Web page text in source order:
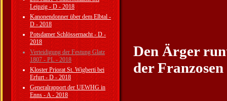
Leipzig - D - 2018
Kanonendonner über dem Elbtal -
D - 2018
Potsdamer Schlössernacht - D -
2018
Verteidigung der Festung Glatz
1807 - PL - 2018
Kloster Priorat St. Wigberti bei
Erfurt - D - 2018
Generalrapport der UEWHG in
Enns - A - 2018
Den Ärger
der